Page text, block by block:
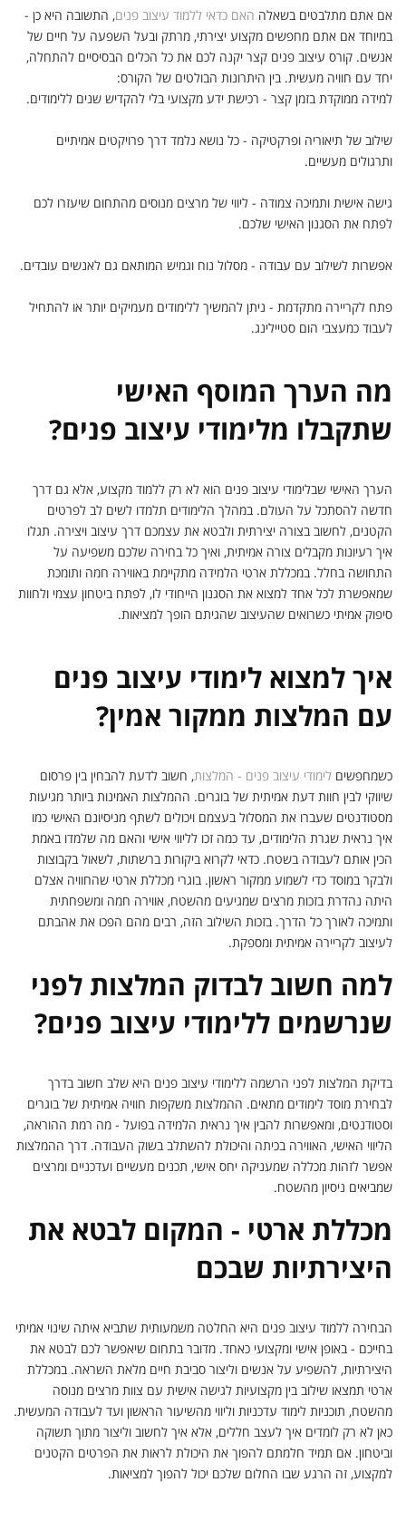
אם אתם מתלבטים בשאלה האם כדאי ללמוד עיצוב פנים, התשובה היא כן -
במיוחד אם אתם מחפשים מקצוע יצירתי, מרתק ובעל השפעה על חיים של
אנשים. קורס עיצוב פנים קצר יקנה לכם את כל הכלים הבסיסיים להתחלה,
יחד עם חוויה מעשית. בין היתרונות הבולטים של הקורס:
למידה ממוקדת בזמן קצר - רכישת ידע מקצועי בלי להקדיש שנים ללימודים.
שילוב של תיאוריה ופרקטיקה - כל נושא נלמד דרך פרויקטים אמיתיים
ותרגולים מעשיים.
גישה אישית ותמיכה צמודה - ליווי של מרצים מנוסים מהתחום שיעזרו לכם
לפתח את הסגנון האישי שלכם.
אפשרות לשילוב עם עבודה - מסלול נוח וגמיש המותאם גם לאנשים עובדים.
פתח לקריירה מתקדמת - ניתן להמשיך ללימודים מעמיקים יותר או להתחיל
לעבוד כמעצבי הום סטיילינג.
מה הערך המוסף האישי
שתקבלו מלימודי עיצוב פנים?
הערך האישי שבלימודי עיצוב פנים הוא לא רק ללמוד מקצוע, אלא גם דרך
חדשה להסתכל על העולם. במהלך הלימודים תלמדו לשים לב לפרטים
הקטנים, לחשוב בצורה יצירתית ולבטא את עצמכם דרך עיצוב ויצירה. תגלו
איך רעיונות מקבלים צורה אמיתית, ואיך כל בחירה שלכם משפיעה על
התחושה בחלל. במכללת ארטי הלמידה מתקיימת באווירה חמה ותומכת
שמאפשרת לכל אחד למצוא את הסגנון הייחודי לו, לפתח ביטחון עצמי ולחוות
סיפוק אמיתי כשרואים שהעיצוב שהגיתם הופך למציאות.
איך למצוא לימודי עיצוב פנים
עם המלצות ממקור אמין?
כשמחפשים לימודי עיצוב פנים - המלצות, חשוב לדעת להבחין בין פרסום
שיווקי לבין חוות דעת אמיתית של בוגרים. ההמלצות האמינות ביותר מגיעות
מסטודנטים שעברו את המסלול בעצמם ויכולים לשתף מניסיונם האישי כמו
איך נראית שגרת הלימודים, עד כמה זכו לליווי אישי והאם מה שלמדו באמת
הכין אותם לעבודה בשטח. כדאי לקרוא ביקורות ברשתות, לשאול בקבוצות
ולבקר במוסד כדי לשמוע ממקור ראשון. בוגרי מכללת ארטי שהחוויה אצלם
היתה נהדרת בזכות מרצים שמגיעים מהשטח, אווירה חמה ומשפחתית
ותמיכה לאורך כל הדרך. בזכות השילוב הזה, רבים מהם הפכו את אהבתם
לעיצוב לקריירה אמיתית ומספקת.
למה חשוב לבדוק המלצות לפני
שנרשמים ללימודי עיצוב פנים?
בדיקת המלצות לפני הרשמה ללימודי עיצוב פנים היא שלב חשוב בדרך
לבחירת מוסד לימודים מתאים. ההמלצות משקפות חוויה אמיתית של בוגרים
וסטודנטים, ומאפשרות להבין איך נראית הלמידה בפועל - מה רמת ההוראה,
הליווי האישי, האווירה בכיתה והיכולת להשתלב בשוק העבודה. דרך ההמלצות
אפשר לזהות מכללה שמעניקה יחס אישי, תכנים מעשיים ועדכניים ומרצים
שמביאים ניסיון מהשטח.
מכללת ארטי - המקום לבטא את
היצירתיות שבכם
הבחירה ללמוד עיצוב פנים היא החלטה משמעותית שתביא איתה שינוי אמיתי
בחייכם - באופן אישי ומקצועי כאחד. מדובר בתחום שיאפשר לכם לבטא את
היצירתיות, להשפיע על אנשים וליצור סביבת חיים מלאת השראה. במכללת
ארטי תמצאו שילוב בין מקצועיות לגישה אישית עם צוות מרצים מנוסה
מהשטח, תוכניות לימוד עדכניות וליווי מהשיעור הראשון ועד לעבודה המעשית.
כאן לא רק לומדים איך לעצב חללים, אלא איך לחשוב וליצור מתוך תשוקה
וביטחון. אם תמיד חלמתם להפוך את היכולת לראות את הפרטים הקטנים
למקצוע, זה הרגע שבו החלום שלכם יכול להפוך למציאות.